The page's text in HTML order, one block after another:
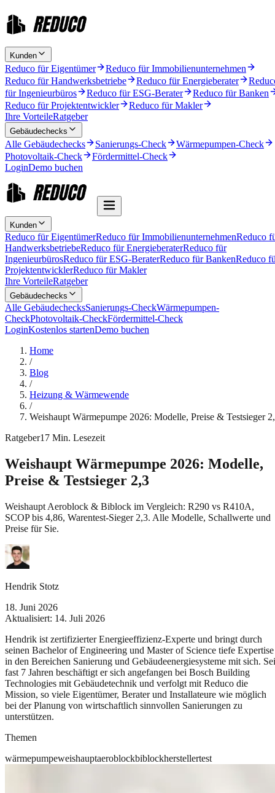
Kunden
Reduco für Eigentümer
Reduco für Immobilienunternehmen
Reduco für Handwerksbetriebe
Reduco für Energieberater
für Ingenieurbüros
Reduco für ESG-Berater
Reduco für Banken
Reduco für Projektentwickler
Reduco für Makler
Ihre VorteileRatgeber
Gebäudechecks
Alle Gebäudechecks Sanierungs-Check
Wärmepumpen-Check
Photovoltaik-Check
Fördermittel-Check
LoginDemo buchen
Kunden
Reduco für EigentümerReduco für ImmobilienunternehmenReduco
HandwerksbetriebeReduco für EnergieberaterReduco für
IngenieurbürosReduco für ESG-BeraterReduco für BankenReduco
ProjektentwicklerReduco für Makler
Ihre VorteileRatgeber
Gebäudechecks
Alle GebäudechecksSanierungs-CheckWärmepumpen-
CheckPhotovoltaik-CheckFördermittel-Check
LoginKostenlos startenDemo buchen
Home
/
Blog
/
Heizung & Wärmewende
/
Weishaupt Wärmepumpe 2026: Modelle, Preise & Testsieger
Ratgeber17 Min. Lesezeit
Weishaupt Wärmepumpe 2026: Modelle,
Preise & Testsieger 2,3
Weishaupt Aeroblock & Biblock im Vergleich: R290 vs R410A,
SCOP bis 4,86, Warentest-Sieger 2,3. Alle Modelle, Schallwerte und
Preise für Sie.
Hendrik Stotz
18. Juni 2026
Aktualisiert: 14. Juli 2026
Hendrik ist zertifizierter Energieeffizienz-Experte und bringt durch
seinen Bachelor of Engineering und Master of Science tiefe Expertise
in den Bereichen Sanierung und Gebäudeenergiesysteme mit sich.
fast 7 Jahren beschäftigt er sich angefangen bei Bosch Building
Technologies mit Gebäudetechnik und verfolgt mit Reduco die
Mission, so viele Eigentümer, Berater und Installateure wie möglich
bei der Planung von wirtschaftlich sinnvollen Sanierungen zu
unterstützen.
Themen
wärmepumpeweishauptaeroblockbiblockherstellertest